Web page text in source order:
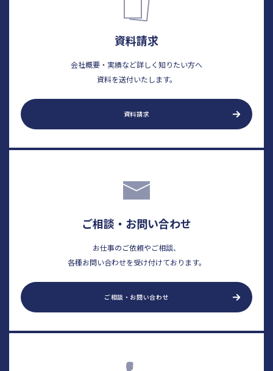
資料請求
会社概要・実績など詳しく知りたい方へ
資料を送付いたします。
資料請求
ご相談・お問い合わせ
お仕事のご依頼やご相談、
各種お問い合わせを受け付けております。
ご相談・お問い合わせ